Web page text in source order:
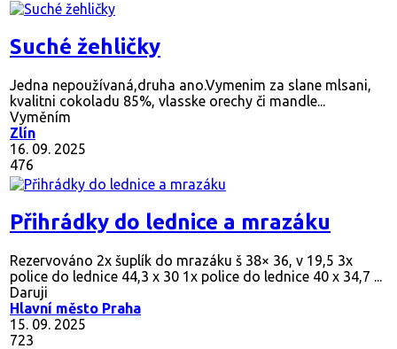
Suché žehličky
Jedna nepoužívaná,druha ano.Vymenim za slane mlsani,
kvalitni cokoladu 85%, vlasske orechy či mandle...
Vyměním
Zlín
16. 09. 2025
476
Přihrádky do lednice a mrazáku
Rezervováno 2x šuplík do mrazáku š 38× 36, v 19,5 3x
police do lednice 44,3 x 30 1x police do lednice 40 x 34,7 ...
Daruji
Hlavní město Praha
15. 09. 2025
723